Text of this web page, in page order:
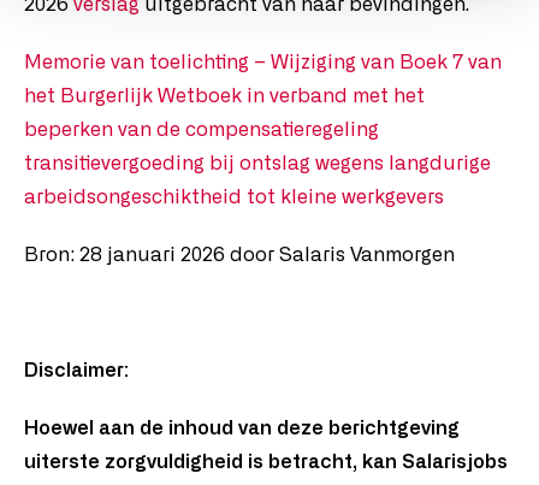
2026 verslag uitgebracht van haar bevindingen.
Memorie van toelichting – Wijziging van Boek 7 van
het Burgerlijk Wetboek in verband met het
beperken van de compensatieregeling
transitievergoeding bij ontslag wegens langdurige
arbeidsongeschiktheid tot kleine werkgevers
Bron: 28 januari 2026 door Salaris Vanmorgen
Disclaimer:
Hoewel aan de inhoud van deze berichtgeving
uiterste zorgvuldigheid is betracht, kan Salarisjobs